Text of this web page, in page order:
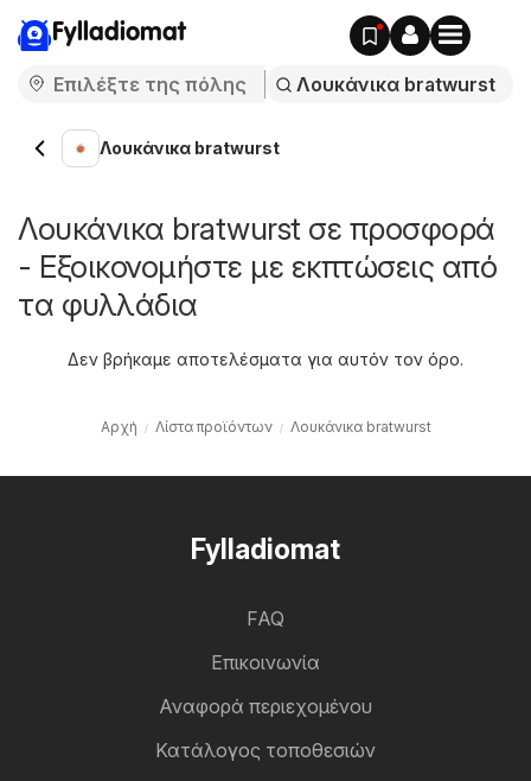
Fylladiomat
Λουκάνικα bratwurst
Λουκάνικα bratwurst σε προσφορά
- Εξοικονομήστε με εκπτώσεις από
τα φυλλάδια
Δεν βρήκαμε αποτελέσματα για αυτόν τον όρο.
Αρχή Λίστα προϊόντων Λουκάνικα bratwurst
Fylladiomat
FAQ
Επικοινωνία
Αναφορά περιεχομένου
Κατάλογος τοποθεσιών